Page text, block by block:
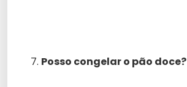
Posso congelar o pão doce?